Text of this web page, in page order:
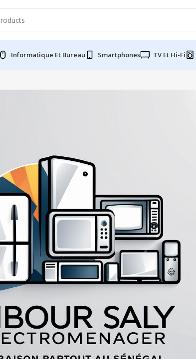
Informatique Et Bureau Smartphones TV Et Hi-Fi